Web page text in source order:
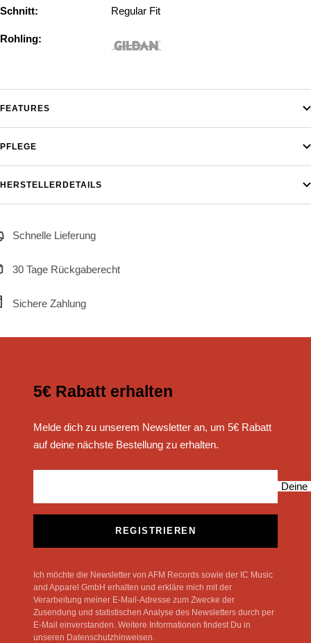
Schnitt: Regular Fit
Rohling:
FEATURES
PFLEGE
HERSTELLERDETAILS
Schnelle Lieferung
30 Tage Rückgaberecht
Sichere Zahlung
5€ Rabatt erhalten
Melde dich zu unserem Newsletter an, um 5€ Rabatt
auf deine nächste Bestellung zu erhalten.
Deine
REGISTRIEREN
Ich möchte die Newsletter von AFM Records sowie der IC Music
and Apparel GmbH erhalten und erkläre mich mit der
Verarbeitung meiner E-Mail-Adresse zum Zwecke der
Zusendung und statistischen Analyse des Newsletters durch per
E-Mail einverstanden. Weitere Informationen findest Du in
unseren Datenschutzhinweisen.